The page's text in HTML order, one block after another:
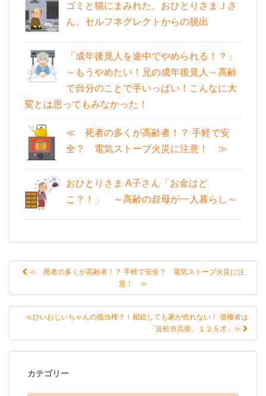
ゴミと猫にまみれた、おひとりさまＪさ
ん。セルフネグレクトからの脱出
「成年後見人を途中でやめられる！？」
～もうやめたい！兄の成年後見人～高齢
で自分のことで手いっぱい！こんなに大
変とは思ってもみなかった！
≪ 死者の多くが高齢者！？ 手軽で安
全？ 電気ストーブ火災に注意！ ≫
おひとりさま A子さん「お金はど
こ？！」 ～高齢の叔母が一人暮らし～
投稿ナビゲーション
≪ 死者の多くが高齢者！？ 手軽で安全？ 電気ストーブ火災に注
意！ ≫
≪ひいおじいちゃんの抵当権？！相続しても家が売れない！ 債権者は
「近松市兵衛、１２５才」≫
カテゴリー